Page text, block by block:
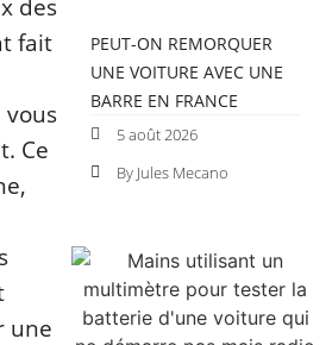
des
fait
Ce
une
PEUT-ON REMORQUER
UNE VOITURE AVEC UNE
BARRE EN FRANCE
5 août 2026
By Jules Mecano